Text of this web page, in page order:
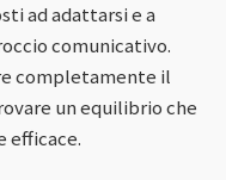
ad adattarsi e a
comunicativo.
completamente il
un equilibrio che
efficace.